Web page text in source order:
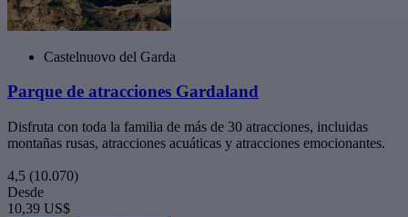
Castelnuovo del Garda
Parque de atracciones Gardaland
Disfruta con toda la familia de más de 30 atracciones, incluidas
montañas rusas, atracciones acuáticas y atracciones emocionantes.
4,5 (10.070)
Desde
10,39 US$